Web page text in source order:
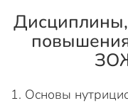
Основы